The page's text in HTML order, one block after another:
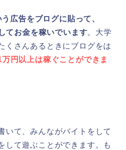
広告をブログに貼って、
てお金を稼いでいます。大学
くさんあるときにブログをは
円以上は稼ぐことができま
いて、みんながバイトをして
して遊ぶことができます。も